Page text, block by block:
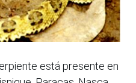
está presente en